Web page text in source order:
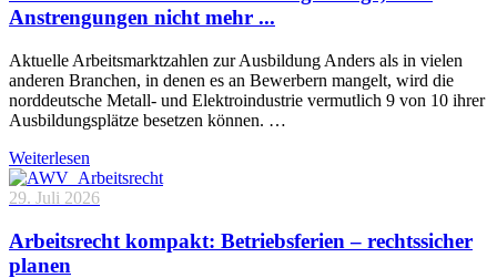
Anstrengungen nicht mehr ...
Aktuelle Arbeitsmarktzahlen zur Ausbildung Anders als in vielen
anderen Branchen, in denen es an Bewerbern mangelt, wird die
norddeutsche Metall- und Elektroindustrie vermutlich 9 von 10 ihrer
Ausbildungsplätze besetzen können. …
Weiterlesen
29. Juli 2026
Arbeitsrecht kompakt: Betriebsferien – rechtssicher
planen